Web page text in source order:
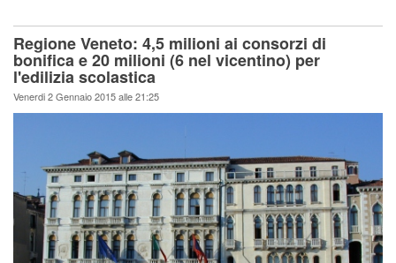
Regione Veneto: 4,5 milioni ai consorzi di
bonifica e 20 milioni (6 nel vicentino) per
l'edilizia scolastica
Venerdi 2 Gennaio 2015 alle 21:25